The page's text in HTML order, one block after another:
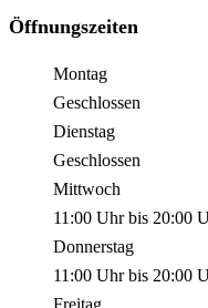
Öffnungszeiten
Montag
Geschlossen
Dienstag
Geschlossen
Mittwoch
11:00 Uhrbis 20:00
Donnerstag
11:00 Uhrbis 20:00